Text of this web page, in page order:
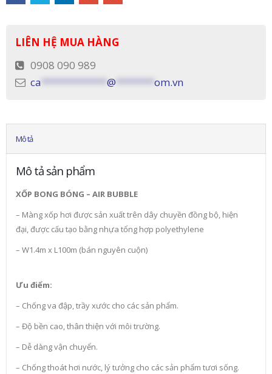
LIÊN HỆ MUA HÀNG
0908 090 989
ca
@ om.vn
Mô tả
Mô tả sản phẩm
XỐP BONG BÓNG – AIR BUBBLE
– Màng xốp hơi được sản xuất trên dây chuyền đồng bộ, hiện
đại, được cấu tạo bằng nhựa tổng hợp polyethylene
– W1.4m x L100m (bán nguyên cuộn)
Ưu điểm:
– Chống va đập, trầy xước cho các sản phẩm.
– Độ bền cao, thân thiện với môi trường.
– Dễ dàng vận chuyển.
– Chống thoát hơi nước, lý tưởng cho các sản phẩm tươi sống.